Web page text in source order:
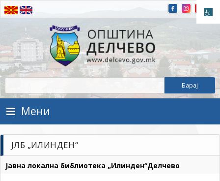
Прескокнете на содржината
Општина Делчево
Општина Делчево
Мени
ЈЛБ „ИЛИНДЕН“
Јавна локална библиотека „Илинден“Делчево